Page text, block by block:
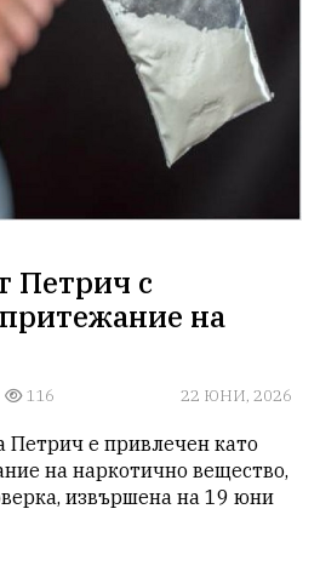
Петрич с
на
116 22 ЮНИ, 2026
е привлечен като
на наркотично вещество,
извършена на 19 юни